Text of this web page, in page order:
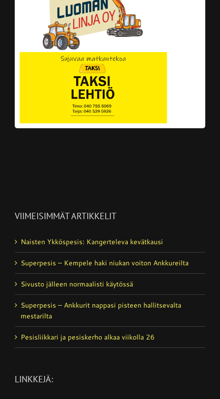
VIIMEISIMMÄT ARTIKKELIT
Naisten Ykköspesis: Kangerteleva kevätkausi
Superpesis – Kempele haki niukan voiton Ankkureilta
Sivusto jälleen normaalisti käytössä
Superpesis – Ankkurit nappasi pisteen hallitsevalta
mestarilta
Pesisliikkari ja pesiskerho alkaa viikolla 26
LINKKEJÄ: